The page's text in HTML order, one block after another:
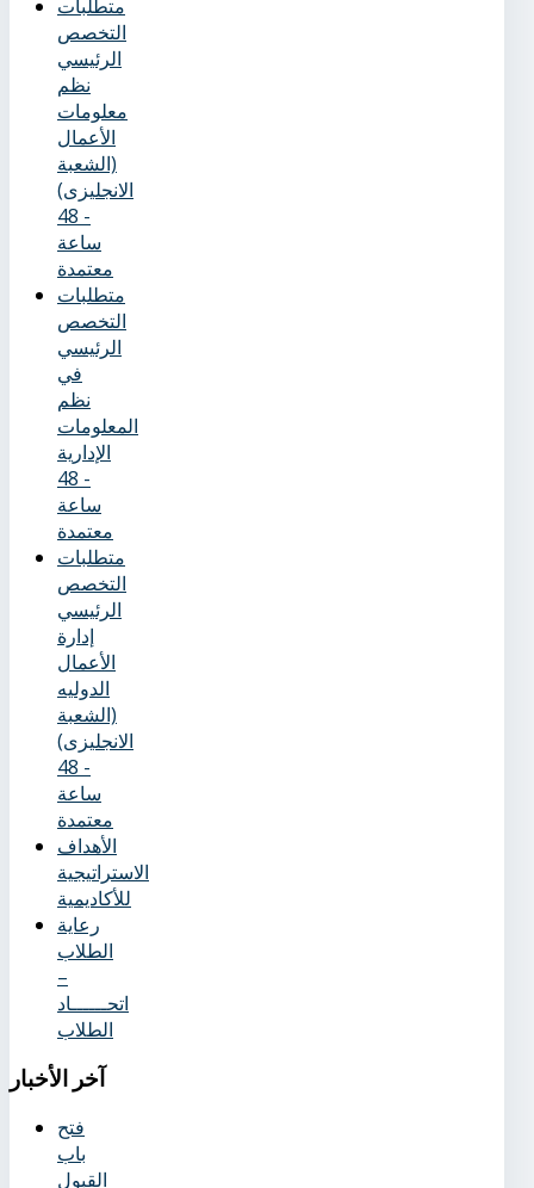
متطلبات
التخصص
الرئيسي
نظم
معلومات
الأعمال
(الشعبة
الانجليزى)
- 48
ساعة
معتمدة
متطلبات
التخصص
الرئيسي
في
نظم
المعلومات
الإدارية
- 48
ساعة
معتمدة
متطلبات
التخصص
الرئيسي
إدارة
الأعمال
الدوليه
(الشعبة
الانجليزى)
- 48
ساعة
معتمدة
الأهداف
الاستراتيجية
للأكاديمية
رعاية
الطلاب
–
اتحــــــاد
الطلاب
آخر
الأخبار
فتح
باب
القبول